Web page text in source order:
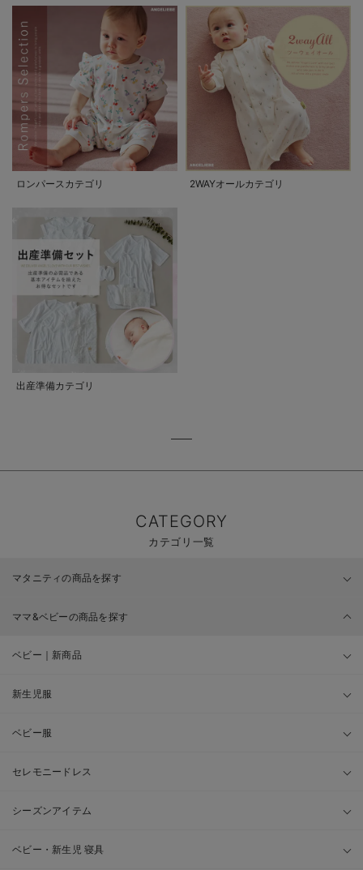
ロンパースカテゴリ 2WAYオールカテゴリ
出産準備カテゴリ
CATEGORY
カテゴリ一覧
マタニティの商品を探す
ママ&ベビーの商品を探す
ベビー｜新商品
新生児服
ベビー服
セレモニードレス
シーズンアイテム
ベビー・新生児 寝具